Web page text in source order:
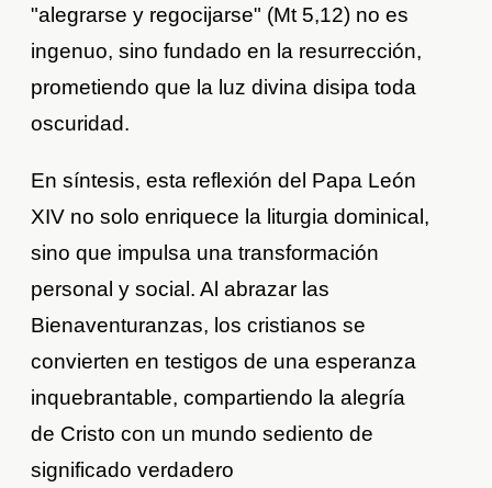
"alegrarse y regocijarse" (Mt 5,12) no es
ingenuo, sino fundado en la resurrección,
prometiendo que la luz divina disipa toda
oscuridad.
En síntesis, esta reflexión del Papa León
XIV no solo enriquece la liturgia dominical,
sino que impulsa una transformación
personal y social. Al abrazar las
Bienaventuranzas, los cristianos se
convierten en testigos de una esperanza
inquebrantable, compartiendo la alegría
de Cristo con un mundo sediento de
significado verdadero